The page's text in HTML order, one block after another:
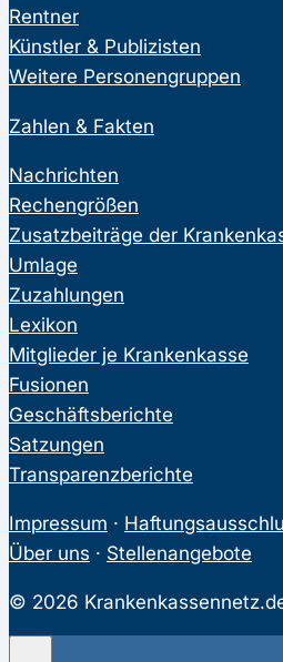
Rentner
Künstler & Publizisten
Weitere Personengruppen
Zahlen & Fakten
Nachrichten
Rechengrößen
Zusatzbeiträge der
Umlage
Zuzahlungen
Lexikon
Mitglieder je Krankenkasse
Fusionen
Geschäftsberichte
Satzungen
Transparenzberichte
Impressum ·
Über uns · Stellenangebote
© 2026